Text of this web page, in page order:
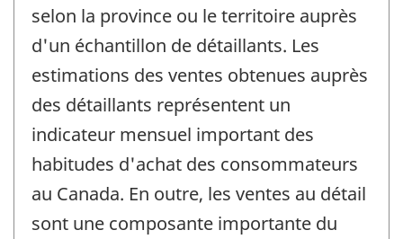
selon la province ou le territoire auprès
d'un échantillon de détaillants. Les
estimations des ventes obtenues auprès
des détaillants représentent un
indicateur mensuel important des
habitudes d'achat des consommateurs
au Canada. En outre, les ventes au détail
sont une composante importante du